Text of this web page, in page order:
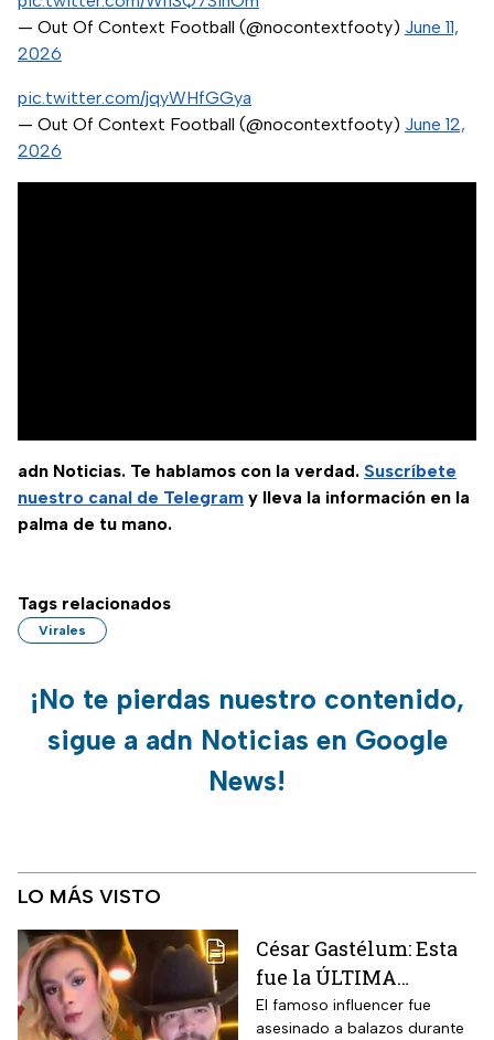
— Out Of Context Football (@nocontextfooty) June 11,
2026
pic.twitter.com/jqyWHfGGya
— Out Of Context Football (@nocontextfooty) June 12,
2026
adn Noticias. Te hablamos con la verdad. Suscríbete
nuestro canal de Telegram y lleva la información en la
palma de tu mano.
Tags relacionados
Virales
¡No te pierdas nuestro contenido,
sigue a adn Noticias en Google
News!
LO MÁS VISTO
César Gastélum: Esta
fue la ÚLTIMA
publicación del
influencer en redes
El famoso influencer fue
asesinado a balazos durante